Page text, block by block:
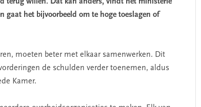
gaat het bijvoorbeeld om te hoge toeslagen of
moeten beter met elkaar samenwerken. Dit
de schulden verder toenemen, aldus
Kamer.